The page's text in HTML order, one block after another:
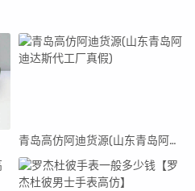
青岛高仿阿迪货源(山东青岛阿迪达斯代工厂真假)